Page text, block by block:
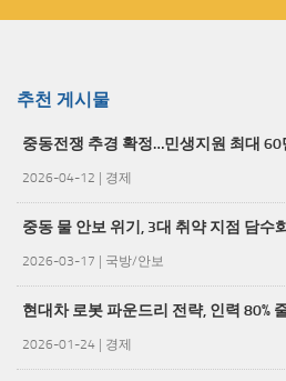
추천 게시물
중동전쟁 추경 확정…민생지원 최대
2026-04-12 | 경제
중동 물 안보 위기, 3대 취약 지점 담수
2026-03-17 | 국방/안보
현대차 로봇 파운드리 전략, 인력 80%
2026-01-24 | 경제